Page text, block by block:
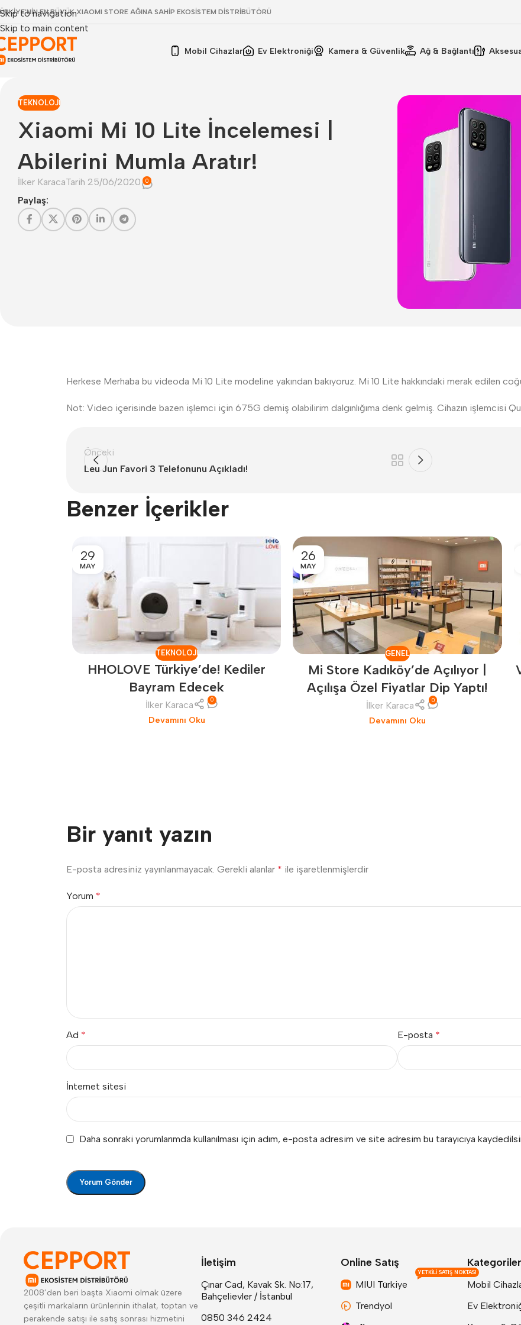
Skip to navigation
Skip to main content
EN BÜYÜK XIAOMI STORE AĞINA SAHİP EKOSİSTEM DİSTRİBÜTÖRÜ
Mobil Cihazlar Ev Elektroniği Kamera & Güvenlik Ağ & Bağlantı
TEKNOLOJI
Xiaomi Mi 10 Lite İncelemesi |
Abilerini Mumla Aratır!
İlker KaracaTarih 25/06/2020 0
Paylaş:
Herkese Merhaba bu videoda Mi 10 Lite modeline yakından bakıyoruz. Mi 10 Lite hakkındaki merak edilen
Not: Video içerisinde bazen işlemci için 675G demiş olabilirim dalgınlığıma denk gelmiş. Cihazın işlemcisi
Önceki
Leu Jun Favori 3 Telefonunu Açıkladı!
Benzer İçerikler
29
MAY
TEKNOLOJI
HHOLOVE Türkiye’de! Kediler
Bayram Edecek
İlker Karaca 0
Devamını Oku
26
MAY
GENEL
Mi Store Kadıköy’de Açılıyor |
Açılışa Özel Fiyatlar Dip Yaptı!
İlker Karaca 0
Devamını Oku
Bir yanıt yazın
E-posta adresiniz yayınlanmayacak. Gerekli alanlar * ile işaretlenmişlerdir
Yorum *
Ad * E-posta *
İnternet sitesi
Daha sonraki yorumlarımda kullanılması için adım, e-posta adresim ve site adresim bu tarayıcıya
2008’den beri başta Xiaomi olmak üzere
çeşitli markaların ürünlerinin ithalat, toptan ve
perakende satışı ile satış sonrası hizmetini
İletişim
Çınar Cad, Kavak Sk. No:17,
Bahçelievler / İstanbul
0850 346 2424
Online Satış
MIUI Türkiye
YETKILI SATIŞ NOKTASI
Trendyol
Kategoriler
Mobil
Ev